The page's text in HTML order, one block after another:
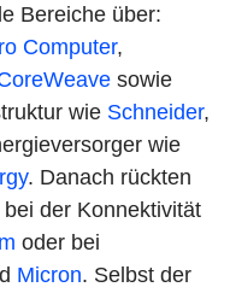
Bereiche über:
Computer,
sowie
wie Schneider,
wie
. Danach rückten
der Konnektivität
oder bei
Micron. Selbst der